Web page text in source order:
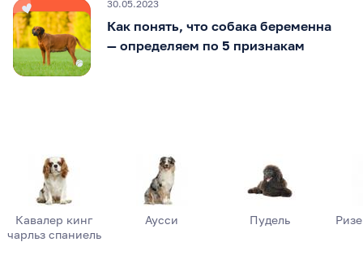
30.05.2023
Как понять, что собака беременна
— определяем по 5 признакам
Кавалер кинг
чарльз спаниель
Аусси Пудель